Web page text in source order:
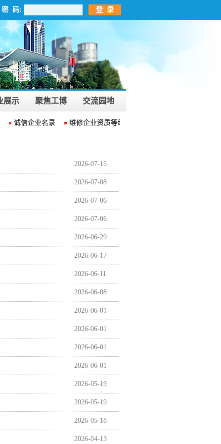
登 录
密 码:
展示 聚焦工博 交流园地
诚信企业名录 维修企业资质等级名录
2026-07-15
2026-07-08
2026-07-06
2026-07-06
2026-06-29
2026-06-17
2026-06-11
2026-06-08
2026-06-01
2026-06-01
2026-06-01
2026-06-01
2026-05-19
2026-05-19
2026-05-18
2026-04-13